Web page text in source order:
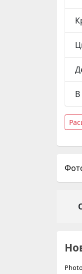
В